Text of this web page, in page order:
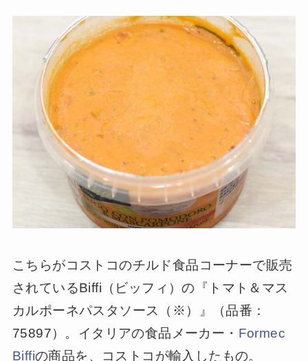
こちらがコストコのチルド食品コーナーで販売
されているBiffi（ビッフィ）の『トマト＆マス
カルポーネパスタソース（※）』（品番：
75897）。イタリアの食品メーカー・ Formec
Biffiの商品を、コストコが輸入したもの。